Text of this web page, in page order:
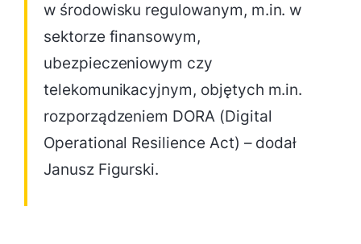
w środowisku regulowanym, m.in. w
sektorze finansowym,
ubezpieczeniowym czy
telekomunikacyjnym, objętych m.in.
rozporządzeniem DORA (Digital
Operational Resilience Act) – dodał
Janusz Figurski.